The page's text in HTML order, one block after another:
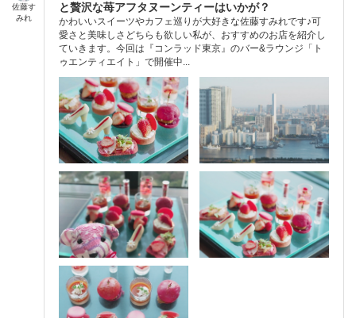
佐藤す
みれ
と贅沢な苺アフタヌーンティーはいかが？
かわいいスイーツやカフェ巡りが大好きな佐藤すみれです♪可
愛さと美味しさどちらも欲しい私が、おすすめのお店を紹介し
ていきます。今回は『コンラッド東京』のバー&ラウンジ「ト
ゥエンティエイト」で開催中...